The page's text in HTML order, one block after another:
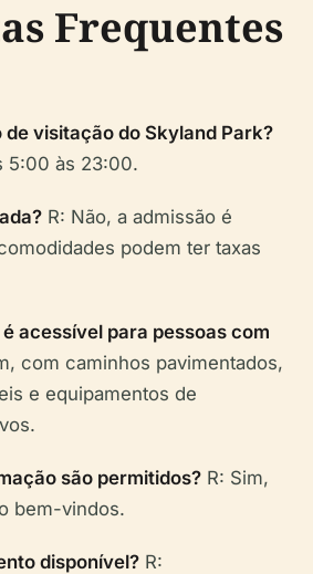
Frequentes
de visitação do Skyland Park?
5:00 às 23:00.
R: Não, a admissão é
podem ter taxas
acessível para pessoas com
com caminhos pavimentados,
e equipamentos de
são permitidos? R: Sim,
bem-vindos.
disponível? R: